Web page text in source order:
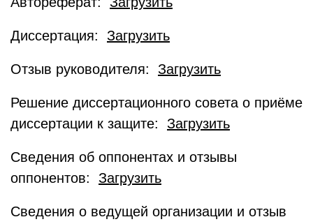
Диссертация: Загрузить
Отзыв руководителя: Загрузить
Решение диссертационного совета о приёме
диссертации к защите: Загрузить
Сведения об оппонентах и отзывы
оппонентов: Загрузить
Сведения о ведущей организации и отзыв